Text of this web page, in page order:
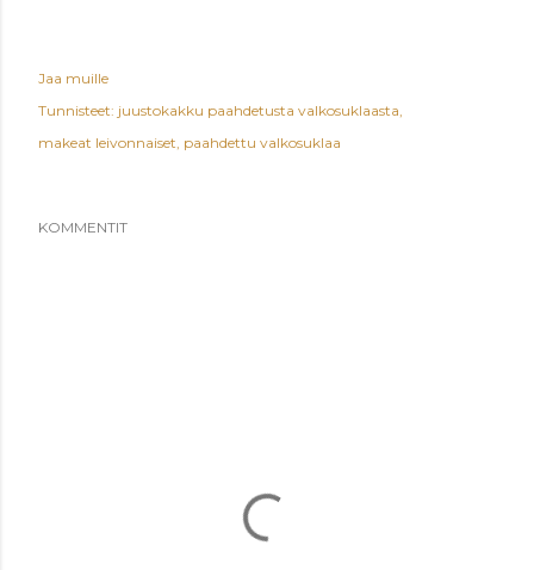
Jaa muille
Tunnisteet: juustokakku paahdetusta valkosuklaasta
makeat leivonnaiset paahdettu valkosuklaa
KOMMENTIT